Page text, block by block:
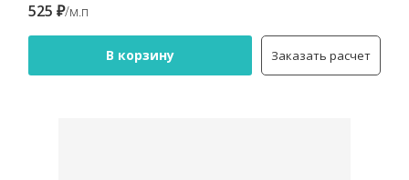
525 ₽/м.п
В корзину Заказать расчет